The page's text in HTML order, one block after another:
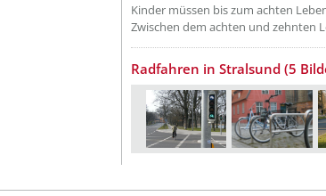
Kinder müssen bis zum achten
Zwischen dem achten und zehnten
Radfahren in Stralsund (5